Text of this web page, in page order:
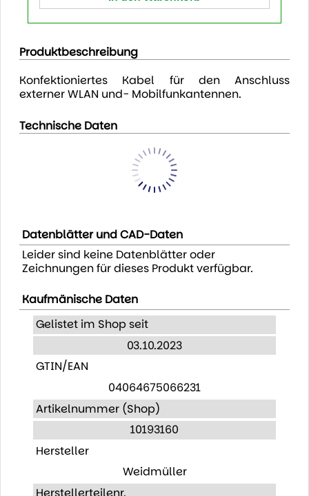
Produktbeschreibung
Konfektioniertes Kabel für den Anschluss
externer WLAN und- Mobilfunkantennen.
Technische Daten
Datenblätter und CAD-Daten
Leider sind keine Datenblätter oder
Zeichnungen für dieses Produkt verfügbar.
Kaufmänische Daten
Gelistet im Shop seit
03.10.2023
GTIN/EAN
04064675066231
Artikelnummer (Shop)
10193160
Hersteller
Weidmüller
Herstellerteilenr.